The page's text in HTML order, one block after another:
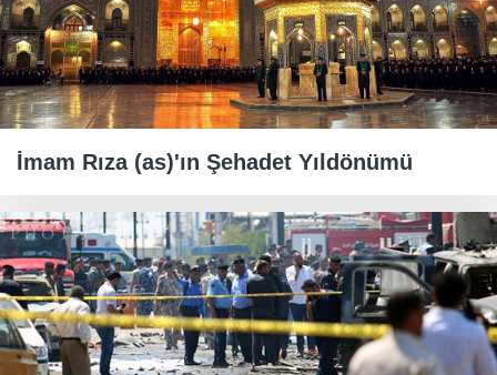
İmam Rıza (as)'ın Şehadet Yıldönümü